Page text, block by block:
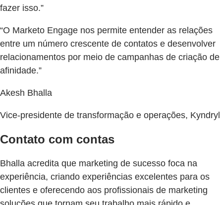
fazer isso.”
“O Marketo Engage nos permite entender as relações
entre um número crescente de contatos e desenvolver
relacionamentos por meio de campanhas de criação de
afinidade.”
Akesh Bhalla
Vice-presidente de transformação e operações, Kyndryl
Contato com contas
Bhalla acredita que marketing de sucesso foca na
experiência, criando experiências excelentes para os
clientes e oferecendo aos profissionais de marketing